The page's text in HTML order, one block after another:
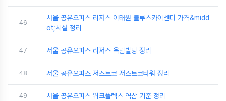
46
서울 공유오피스 리저스 이태원 블루스카이센터 가격&midd
ot;시설 정리
47 서울 공유오피스 리저스 옥림빌딩 정리
48 서울 공유오피스 저스트코 저스트코타워 정리
49 서울 공유오피스 워크플렉스 역삼 기준 정리